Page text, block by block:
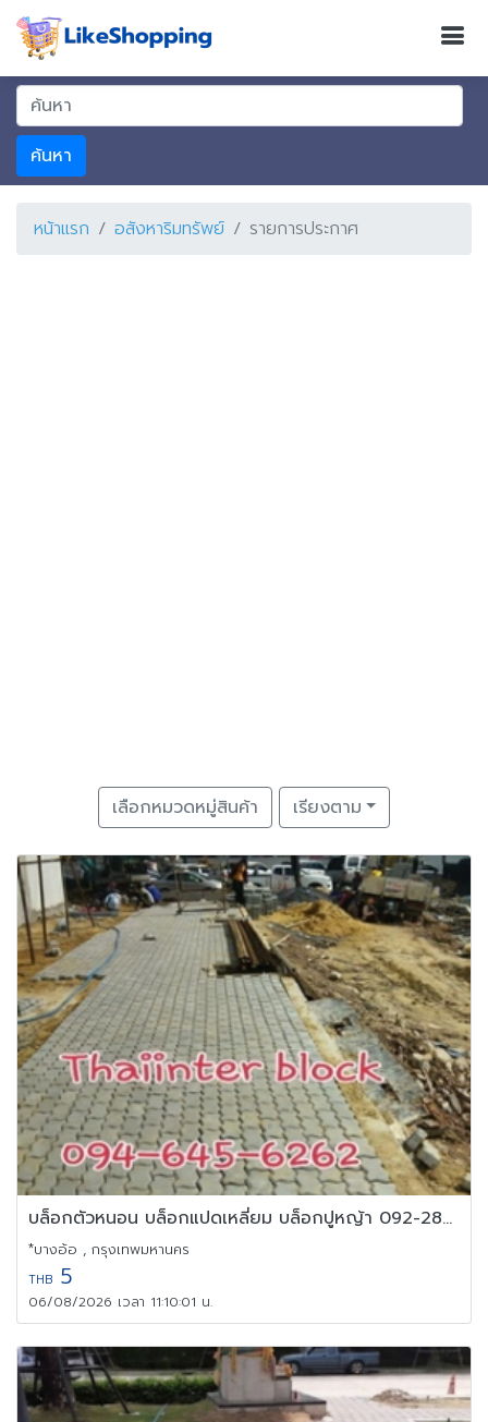
ค้นหา
หน้าแรก อสังหาริมทรัพย์ รายการประกาศ
เลือกหมวดหมู่สินค้า เรียงตาม
บล็อกตัวหนอน บล็อกแปดเหลี่ยม บล็อกปูหญ้า 092-280-9561
*บางอ้อ , กรุงเทพมหานคร
THB 5
06/08/2026 เวลา 11:10:01 น.